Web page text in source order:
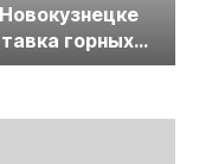
горных
России и